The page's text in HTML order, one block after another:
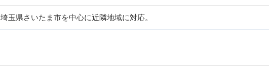
埼玉県さいたま市を中心に近隣地域に対応。